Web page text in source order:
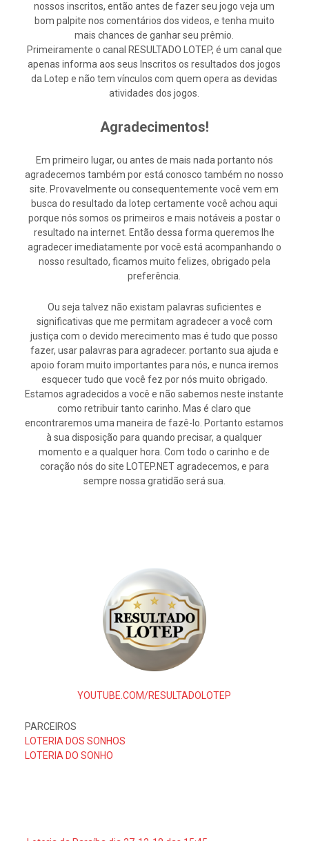
nossos inscritos, então antes de fazer seu jogo veja um
bom palpite nos comentários dos videos, e tenha muito
mais chances de ganhar seu prêmio.
Primeiramente o canal RESULTADO LOTEP, é um canal que
apenas informa aos seus Inscritos os resultados dos jogos
da Lotep e não tem vínculos com quem opera as devidas
atividades dos jogos.
Agradecimentos!
Em primeiro lugar, ou antes de mais nada portanto nós
agradecemos também por está conosco também no nosso
site. Provavelmente ou consequentemente você vem em
busca do resultado da lotep certamente você achou aqui
porque nós somos os primeiros e mais notáveis a postar o
resultado na internet. Então dessa forma queremos lhe
agradecer imediatamente por você está acompanhando o
nosso resultado, ficamos muito felizes, obrigado pela
preferência.
Ou seja talvez não existam palavras suficientes e
significativas que me permitam agradecer a você com
justiça com o devido merecimento mas é tudo que posso
fazer, usar palavras para agradecer. portanto sua ajuda e
apoio foram muito importantes para nós, e nunca iremos
esquecer tudo que você fez por nós muito obrigado.
Estamos agradecidos a você e não sabemos neste instante
como retribuir tanto carinho. Mas é claro que
encontraremos uma maneira de fazê-lo. Portanto estamos
à sua disposição para quando precisar, a qualquer
momento e a qualquer hora. Com todo o carinho e de
coração nós do site LOTEP.NET agradecemos, e para
sempre nossa gratidão será sua.
YOUTUBE.COM/RESULTADOLOTEP
PARCEIROS
LOTERIA DOS SONHOS
LOTERIA DO SONHO